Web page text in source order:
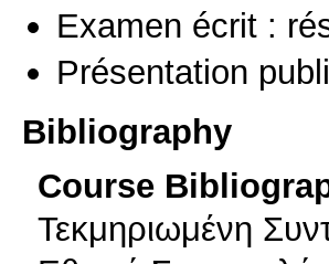
Examen écrit :
Présentation
Bibliography
Course
Τεκμηριωμένη